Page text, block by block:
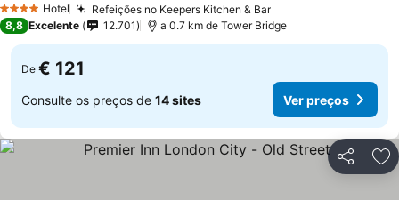
4 EstrelasHotel Refeições no Keepers Kitchen & BarVer preços
8,8 Excelente 12.701 a 0.7 km de Tower Bridge
De € 121
Consulte os preços de 14 sites Ver preços
Partilhar